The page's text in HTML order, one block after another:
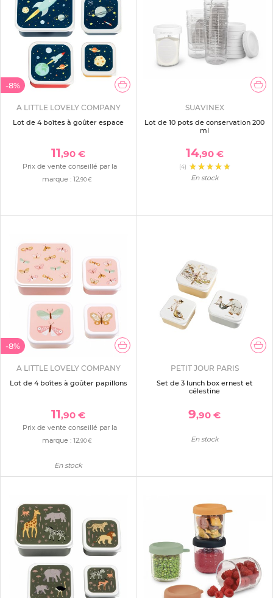
-8%
A LITTLE LOVELY COMPANY
Lot de 4 boîtes à goûter espace
11,90 €
Prix de vente conseillé par la
marque :12,90 €
SUAVINEX
Lot de 10 pots de conservation 200
ml
14,90 €
(4)
En stock
-8%
A LITTLE LOVELY COMPANY
Lot de 4 boîtes à goûter papillons
11,90 €
Prix de vente conseillé par la
marque :12,90 €
En stock
PETIT JOUR PARIS
Set de 3 lunch box ernest et
célestine
9,90 €
En stock